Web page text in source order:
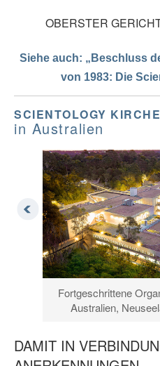
OBERSTER
Siehe auch: „Beschluss
von 1983: Die
SCIENTOLOGY
in Australien
Fortgeschrittene
Australien,
DAMIT IN